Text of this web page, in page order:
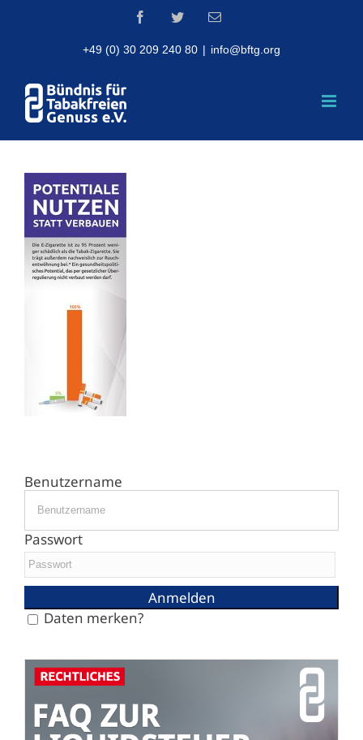
FacebookTwitterEmail
+49 (0) 30 209 240 80 | info@bftg.org
Benutzername
Passwort
Daten merken?